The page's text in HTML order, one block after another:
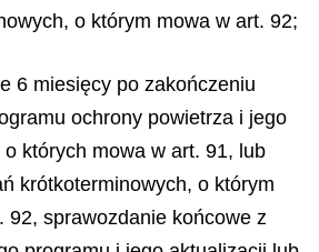
o którym mowa w art. 92;
6 miesięcy po zakończeniu
ochrony powietrza i jego
których mowa w art. 91, lub
krótkoterminowych, o którym
92, sprawozdanie końcowe z